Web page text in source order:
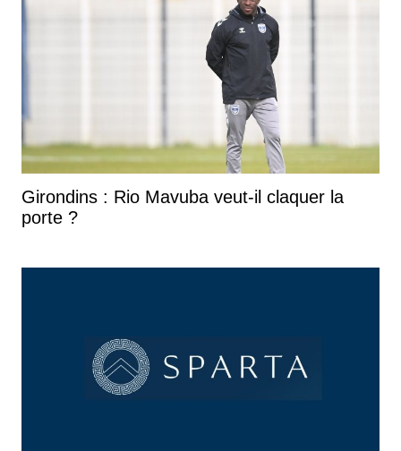
Girondins : Rio Mavuba veut-il claquer la
porte ?